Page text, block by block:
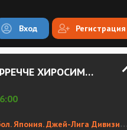
Вход Регистрация
СЕРЕСО ОСАКА - САНФРЕЧЧЕ ХИРОСИМА СМОТРЕТЬ ОНЛАЙН
Япония. Джей-Лига Дивизион 1